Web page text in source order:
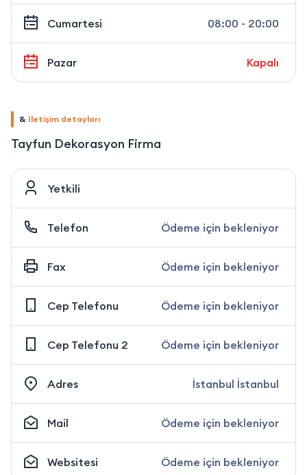
Cumartesi 08:00 - 20:00
Pazar Kapalı
& İletişim detayları
Tayfun Dekorasyon Firma
Yetkili
Telefon Ödeme için bekleniyor
Fax Ödeme için bekleniyor
Cep Telefonu Ödeme için bekleniyor
Cep Telefonu 2 Ödeme için bekleniyor
Adres İstanbul İstanbul
Mail Ödeme için bekleniyor
Websitesi Ödeme için bekleniyor